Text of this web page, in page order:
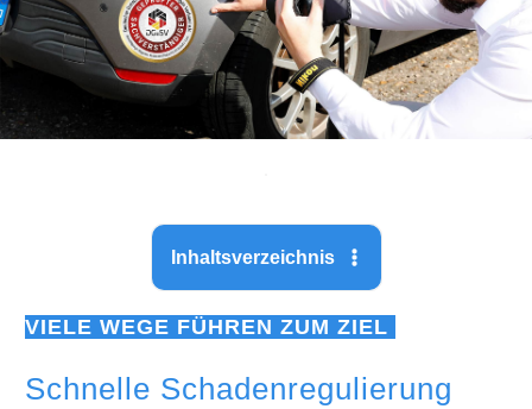
Inhaltsverzeichnis
VIELE WEGE FÜHREN ZUM ZIEL
Schnelle Schadenregulierung